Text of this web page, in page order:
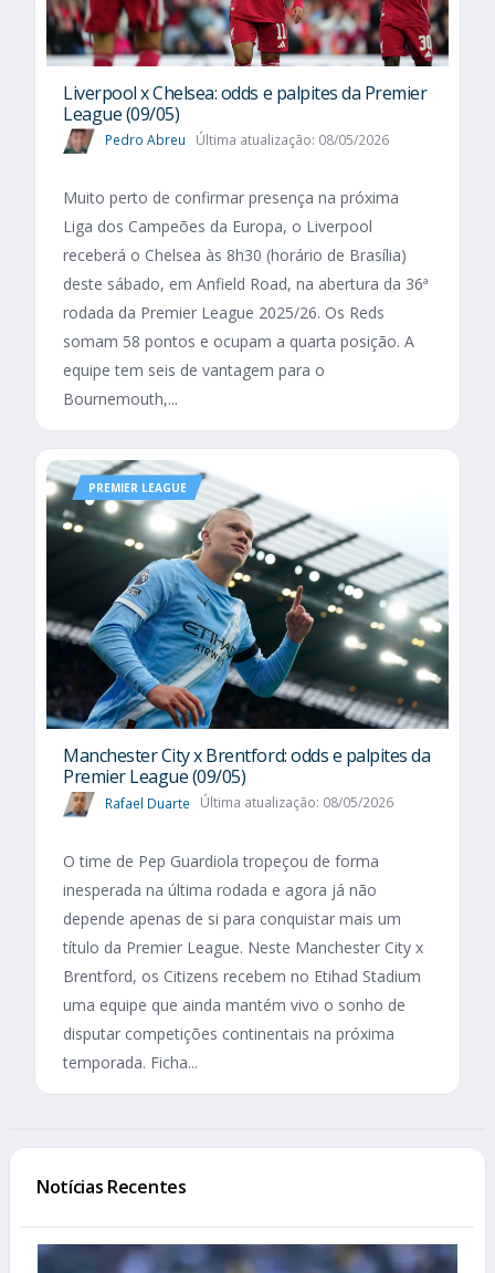
Liverpool x Chelsea: odds e palpites da Premier
League (09/05)
Pedro Abreu Última atualização: 08/05/2026
Muito perto de confirmar presença na próxima
Liga dos Campeões da Europa, o Liverpool
receberá o Chelsea às 8h30 (horário de Brasília)
deste sábado, em Anfield Road, na abertura da 36ª
rodada da Premier League 2025/26. Os Reds
somam 58 pontos e ocupam a quarta posição. A
equipe tem seis de vantagem para o
Bournemouth,...
PREMIER LEAGUE
Manchester City x Brentford: odds e palpites da
Premier League (09/05)
Rafael Duarte Última atualização: 08/05/2026
O time de Pep Guardiola tropeçou de forma
inesperada na última rodada e agora já não
depende apenas de si para conquistar mais um
título da Premier League. Neste Manchester City x
Brentford, os Citizens recebem no Etihad Stadium
uma equipe que ainda mantém vivo o sonho de
disputar competições continentais na próxima
temporada. Ficha...
Notícias Recentes